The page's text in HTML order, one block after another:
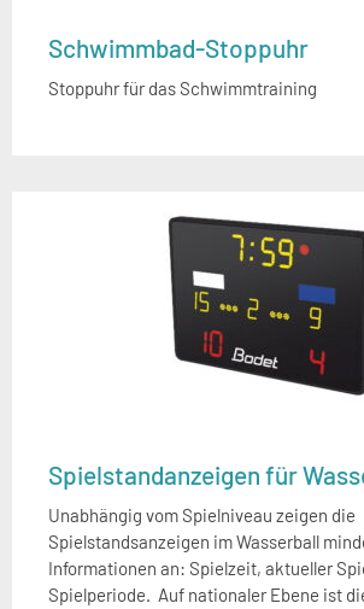
Schwimmbad-Stoppuhr
Stoppuhr für das Schwimmtraining
Spielstandanzeigen für
Unabhängig vom Spielniveau zeigen die
Spielstandsanzeigen im Wasserball
Informationen an: Spielzeit, aktueller
Spielperiode. Auf nationaler Ebene ist